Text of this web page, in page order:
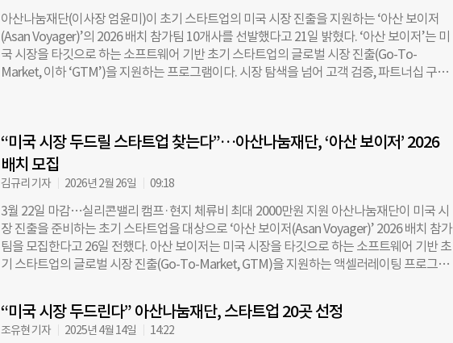
도하는 10개 초기 스타트업 대표들이 참여했다. AI 분야에서는 미국 중소 회계법인의 기장 업
무를 자동화하는 ‘웨슬리’, 금융 데이터 솔루션 ‘이자’, 온디바이스 AI 배포 솔루션 ‘제틱AI’, AI
보안 플랫폼 ‘핀타AI’, 로보틱스 제어 소프트웨어 ‘윔’이 나섰다. 또한 글로벌 게임 IP 생태계를
구축하는 ‘벌스워크’, 제조 위탁생산 플랫폼 ‘비링커’, K-뷰티 마케팅 및 구매를 돕는 ‘스킨서
울랩’, 생성형 AI 활용 신약 개발 플랫폼 ‘에이인비’, 방치된 IT 기기의 순환을 돕는 ‘피에로컴
전략, 세일즈, 피칭, 네트워킹 등을 워크숍과 1대1 코칭 방식으로 다뤘다. GTM
아산나눔재단(이사장 엄윤미)이 초기 스타트업의 미국 시장 진출을 지원하는 ‘아산 보이저
(Asan Voyager)’의 2026 배치 참가팀 10개사를 선발했다고 21일 밝혔다. ‘아산 보이저’는 미
국 시장을 타깃으로 하는 소프트웨어 기반 초기 스타트업의 글로벌 시장 진출(Go-To-
Market, 이하 ‘GTM’)을 지원하는 프로그램이다. 시장 탐색을 넘어 고객 검증, 파트너십 구축,
산업 강점을 글로벌 수요와 연결하는팀부터, 보안·바이오·로보틱스 등 기술 기반으로 시장
을 공략하는 팀 등으로 구성되어 있으며, 이들 모두 미국 현지 시장에서 고객 검증과 사업 확
장을 추진 중이다. 아산 보이저 2026 배치팀에는 1:1 미국 GTM 코칭과 전문가 초청 세미나,
류비, 동반 학습 기반의 커뮤니티 등이 제공된다. 핵심 프로그램은 오는 5월 중 약 2주동안 진
행되는 실리콘밸리 캠프다. 배치팀은 아산나눔재단이 미국에서 운영 중인 단기 체류형 글로
벌 커뮤니티 허브 ‘마루 SF’를 거점으로, 실리콘밸리 현지에서 고객 미팅, 시장 검증, 네트워킹
구축 등을 직접 실행한다. 캠프 기간에는 미국에서 창업부터 스케일업 과정까지 경험한 리더
청한 세미나에서 현지 생태계에 대한 인사이트를 얻을 수 있다. 동료 창업가와 실행 경험을 공
유하는 다양한
“미국 시장 두드릴 스타트업 찾는다”…아산나눔재단, ‘아산 보이저’ 2026
배치 모집
김규리 기자 2026년 2월 26일 09:18
3월 22일 마감…실리콘밸리 캠프·현지 체류비 최대 2000만원 지원 아산나눔재단이 미국 시
장 진출을 준비하는 초기 스타트업을 대상으로 ‘아산 보이저(Asan Voyager)’ 2026 배치 참가
팀을 모집한다고 26일 전했다. 아산 보이저는 미국 시장을 타깃으로 하는 소프트웨어 기반 초
기 스타트업의 글로벌 시장 진출(Go-To-Market, GTM)을 지원하는 액셀러레이팅 프로그램
하는 것이 특징이다. 이번 2026 배치에서는 총 10개 팀을 선발한다. 설립 연한이나 최소기능
제품(MVP) 보유 여부에 제한을 두지 않으며, 웹 또는 모바일 기반 소프트웨어 서비스를 운영
하고 미국 시장에서의 실행 경험을 보유한 팀을 모집한다. 기존 아산 보이저 참여 팀도 1회에
“미국 시장 두드린다” 아산나눔재단, 스타트업 20곳 선정
조유현 기자 2025년 4월 14일 14:22